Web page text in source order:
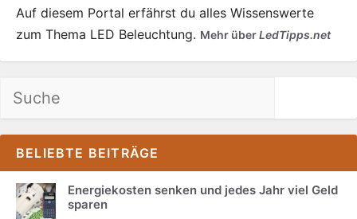
Auf diesem Portal erfährst du alles Wissenswerte
zum Thema LED Beleuchtung. Mehr überLedTipps.net
Suchen
BELIEBTE BEITRÄGE
Energiekosten senken und jedes Jahr viel Geld
sparen